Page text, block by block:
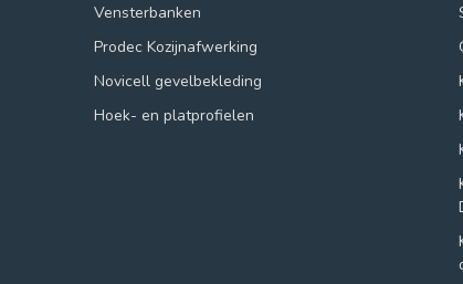
Vensterbanken
Prodec Kozijnafwerking
Novicell gevelbekleding
Hoek- en platprofielen